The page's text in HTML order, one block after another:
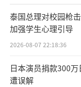
泰国总理对校园枪
加强学生心理引导
2026-08-07 22:18:36
日本演员捐款300
遭误解